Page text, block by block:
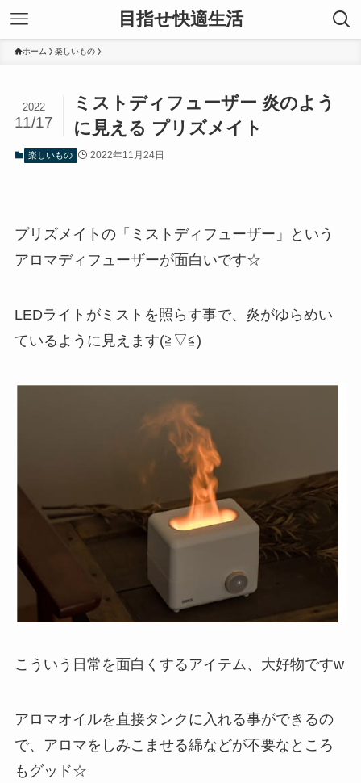
目指せ快適生活
ホーム 楽しいもの
ミストディフューザー 炎のよう
に見える プリズメイト
2022
11/17
楽しいもの 2022年11月24日
プリズメイトの「ミストディフューザー」という
アロマディフューザーが面白いです☆
LEDライトがミストを照らす事で、炎がゆらめい
ているように見えます(≧▽≦)
こういう日常を面白くするアイテム、大好物ですw
アロマオイルを直接タンクに入れる事ができるの
で、アロマをしみこませる綿などが不要なところ
もグッド☆